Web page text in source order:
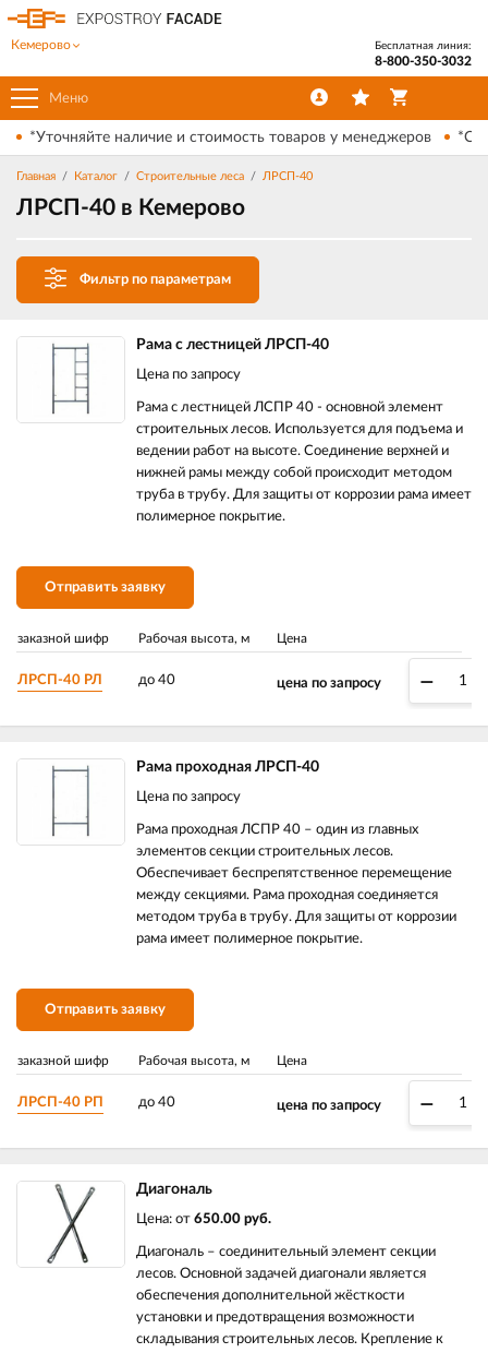
Меню
Кемерово Бесплатная линия:
8-800-350-3032
*Уточняйте наличие и стоимость товаров у менеджеров
Главная Каталог Строительные леса ЛРСП-40
ЛРСП-40 в Кемерово
Фильтр по параметрам
Рама с лестницей ЛРСП-40
Цена по запросу
Рама с лестницей ЛСПР 40 - основной элемент
строительных лесов. Используется для подъема и
ведении работ на высоте. Соединение верхней и
нижней рамы между собой происходит методом
труба в трубу. Для защиты от коррозии рама имеет
полимерное покрытие.
Отправить заявку
заказной шифр Рабочая высота, м Цена
ЛРСП-40 РЛ до 40 цена по запросу –
Рама проходная ЛРСП-40
Цена по запросу
Рама проходная ЛСПР 40 – один из главных
элементов секции строительных лесов.
Обеспечивает беспрепятственное перемещение
между секциями. Рама проходная соединяется
методом труба в трубу. Для защиты от коррозии
рама имеет полимерное покрытие.
Отправить заявку
заказной шифр Рабочая высота, м Цена
ЛРСП-40 РП до 40 цена по запросу –
Диагональ
Цена: от 650.00 руб.
Диагональ – соединительный элемент секции
лесов. Основной задачей диагонали является
обеспечения дополнительной жёсткости
установки и предотвращения возможности
складывания строительных лесов. Крепление к